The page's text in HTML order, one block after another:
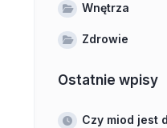
Wnętrza
Zdrowie
Ostatnie wpisy
Czy miod jest